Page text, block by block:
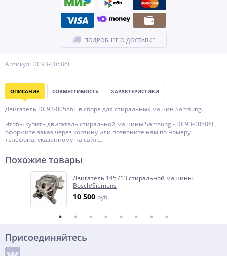
Артикул: DC93-00586E
ПОДРОБНЕЕ О ДОСТАВКЕ
ОПИСАНИЕ СОВМЕСТИМОСТЬ ХАРАКТЕРИСТИКИ
Двигатель DC93-00586E в сборе для стиральных машин Samsung.
Чтобы купить двигатель стиральной машины Samsung - DC93-00586E,
оформите заказ через корзину или позвоните нам по номеру
телефона, указанному на сайте.
Похожие товары
Двигатель 145713 стиральной машины
Bosch/Siemens
10 500 руб.
Присоединяйтесь